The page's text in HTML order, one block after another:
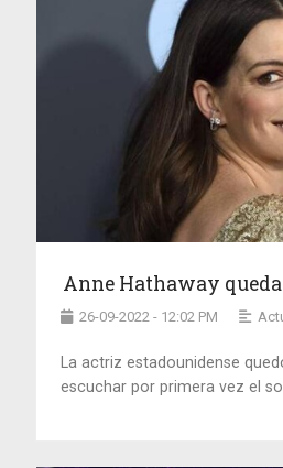
Anne Hathaway
26-09-2022 - 12:02 PM
La actriz estadounidense
escuchar por primera vez el